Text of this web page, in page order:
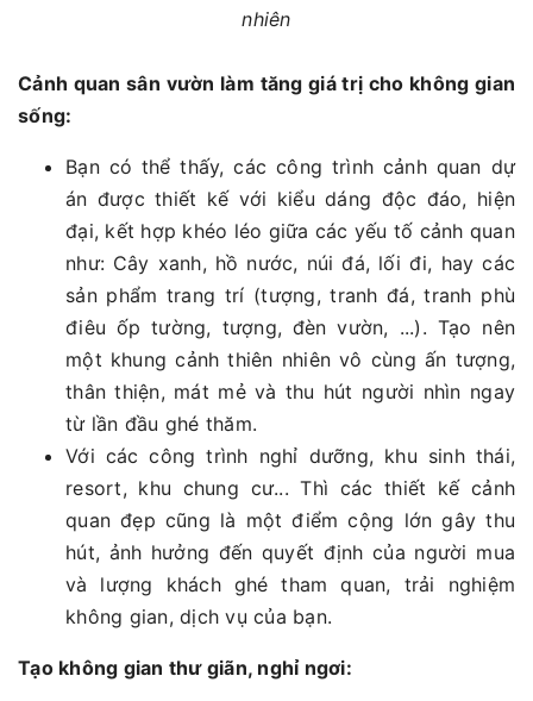
nhiên
Cảnh quan sân vườn làm tăng giá trị cho không gian
sống:
Bạn có thể thấy, các công trình cảnh quan dự
án được thiết kế với kiểu dáng độc đáo, hiện
đại, kết hợp khéo léo giữa các yếu tố cảnh quan
như: Cây xanh, hồ nước, núi đá, lối đi, hay các
sản phẩm trang trí (tượng, tranh đá, tranh phù
điêu ốp tường, tượng, đèn vườn, ...). Tạo nên
một khung cảnh thiên nhiên vô cùng ấn tượng,
thân thiện, mát mẻ và thu hút người nhìn ngay
từ lần đầu ghé thăm.
Với các công trình nghỉ dưỡng, khu sinh thái,
resort, khu chung cư... Thì các thiết kế cảnh
quan đẹp cũng là một điểm cộng lớn gây thu
hút, ảnh hưởng đến quyết định của người mua
và lượng khách ghé tham quan, trải nghiệm
không gian, dịch vụ của bạn.
Tạo không gian thư giãn, nghỉ ngơi: